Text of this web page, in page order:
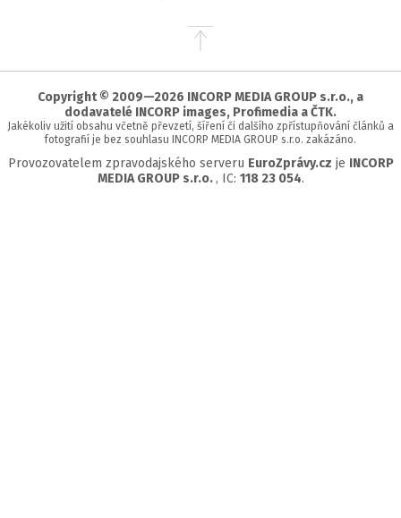
Přejít
stránky
Copyright © 2009—2026 INCORP MEDIA GROUP s.r.o., a
dodavatelé INCORP images, Profimedia a ČTK.
Jakékoliv užití obsahu včetně převzetí, šíření či dalšího zpřístupňování článků a
fotografií je bez souhlasu INCORP MEDIA GROUP s.r.o. zakázáno.
Provozovatelem zpravodajského serveru EuroZprávy.cz je INCORP
MEDIA GROUP s.r.o. , IC: 118 23 054.